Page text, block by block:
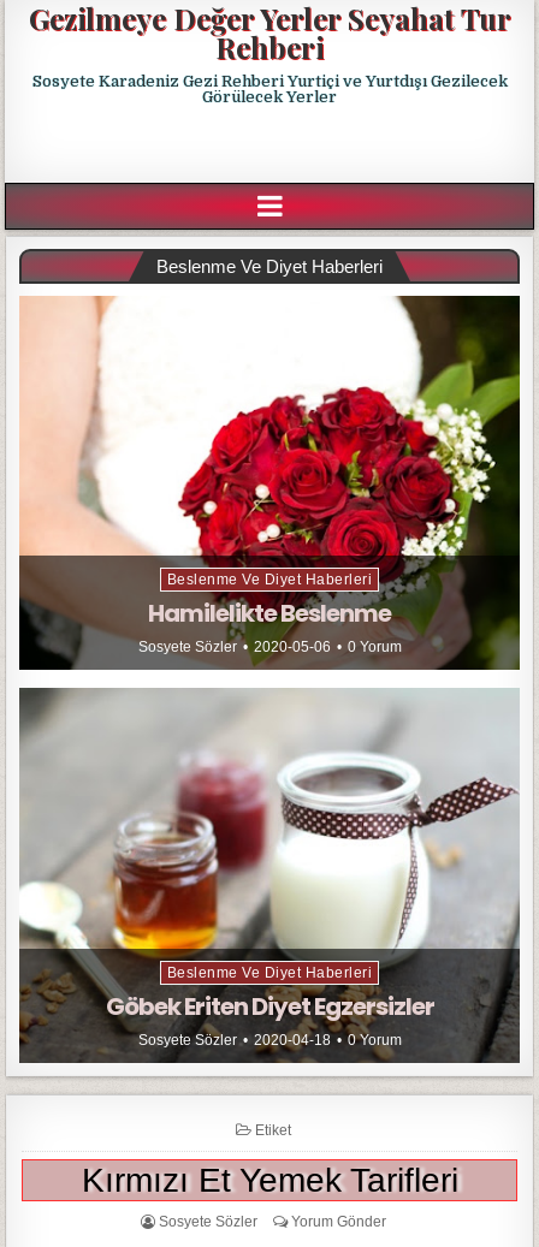
Gezilmeye Değer Yerler Seyahat Tur
Rehberi
Sosyete Karadeniz Gezi Rehberi Yurtiçi ve Yurtdışı Gezilecek
Görülecek Yerler
Beslenme Ve Diyet Haberleri
Beslenme Ve Diyet Haberleri
Hamilelikte Beslenme
Sosyete Sözler 2020-05-06 0 Yorum
Beslenme Ve Diyet Haberleri
Göbek Eriten Diyet Egzersizler
Sosyete Sözler 2020-04-18 0 Yorum
Etiket
Kırmızı Et Yemek Tarifleri
Sosyete Sözler Yorum Gönder